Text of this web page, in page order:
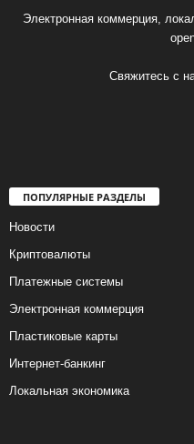
Электронная коммерция,
Свяжитесь с
ПОПУЛЯРНЫЕ РАЗДЕЛЫ
Новости
Криптовалюты
Платежные системы
Электронная коммерция
Пластиковые карты
Интернет-банкинг
Локальная экономика